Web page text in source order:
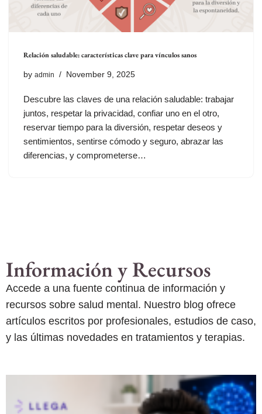
Relación saludable: características clave para vínculos sanos
by admin November 9, 2025
Descubre las claves de una relación saludable: trabajar
juntos, respetar la privacidad, confiar uno en el otro,
reservar tiempo para la diversión, respetar deseos y
sentimientos, sentirse cómodo y seguro, abrazar las
diferencias, y comprometerse…
Información y Recursos
Accede a una fuente continua de información y
recursos sobre salud mental. Nuestro blog ofrece
artículos escritos por profesionales, estudios de caso,
y las últimas novedades en tratamientos y terapias.